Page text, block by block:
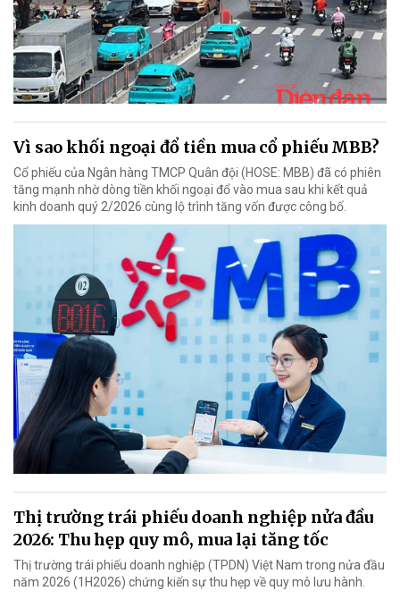
Vì sao khối ngoại đổ tiền mua cổ phiếu MBB?
Cổ phiếu của Ngân hàng TMCP Quân đội (HOSE: MBB) đã có phiên
tăng mạnh nhờ dòng tiền khối ngoại đổ vào mua sau khi kết quả
kinh doanh quý 2/2026 cùng lộ trình tăng vốn được công bố.
Thị trường trái phiếu doanh nghiệp nửa đầu
2026: Thu hẹp quy mô, mua lại tăng tốc
Thị trường trái phiếu doanh nghiệp (TPDN) Việt Nam trong nửa đầu
năm 2026 (1H2026) chứng kiến sự thu hẹp về quy mô lưu hành.